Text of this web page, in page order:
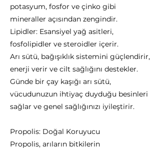
potasyum, fosfor ve çinko gibi
mineraller açısından zengindir.
Lipidler: Esansiyel yağ asitleri,
fosfolipidler ve steroidler içerir.
Arı sütü, bağışıklık sistemini güçlendirir,
enerji verir ve cilt sağlığını destekler.
Günde bir çay kaşığı arı sütü,
vücudunuzun ihtiyaç duyduğu besinleri
sağlar ve genel sağlığınızı iyileştirir.
Propolis: Doğal Koruyucu
Propolis, arıların bitkilerin